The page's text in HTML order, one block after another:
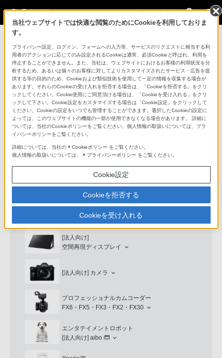
法人のお客様
コンスーマー製品に関するお問い合わせ
製品に関する重要なお知らせ
プロフェッショナル／業務用製品に関
するサポート・お問い合わせ
専用窓口のある業務用商品に関するお問い合わせ
以下の製品・サービスは専用窓口がございます。対象の
アイコンをクリックしてリンク先の窓口よりお問い合わ
業務用ディスプレイ・テレビ
[法人向け]ブラビア
[法人向け]
空間再現ディスプレイ
[法人向け] カメラ
プロフェッショナルカムコーダー
FX6・FX5・FX3・FX2・FX30
エンタテイメントロボット
[法人向け] aibo
当社ウェブサイトでは快適な閲覧のためにCookieを利用しておりま
す。
プライバシー設定、ログイン、フォームへの入力等、サービスのリクエストに相当する利
用者のアクションに応じてのみ設定されるCookieは通常、必須Cookieと呼ばれ、利用を
停止することができません。また、当社は、ウェブサイトにおけるお客様の利用状況を分
析するため、あるいは個々のお客様に対してよりカスタマイズされたサービス・広告を提
供する等の目的のため、Cookieおよび類似技術を使用して一定の情報を収集する場合が
あります。それらのCookieの受け入れを拒否する場合は、「Cookieを拒否する」をクリ
ックしてください。Cookie使用にご同意頂ける場合は、「Cookieを受け入れる」をクリ
ックして下さい。Cookie設定をカスタマイズする場合は「Cookie設定」をクリックして
ください。Cookieの設定をいつでも管理することができます。選択したCookieの設定に
よっては、このウェブサイトの機能の一部が使用できなくなる場合があります。 詳細に
ついては、当社のCookieポリシーをご覧ください。個人情報の取扱いについては、プラ
イバシーポリシーをご覧ください。
詳細については、当社の Cookieポリシー をご覧ください。
個人情報の取扱いについては、
プライバシーポリシー をご覧ください。
Cookie設定
Cookieを拒否する
Cookieを受け入れる